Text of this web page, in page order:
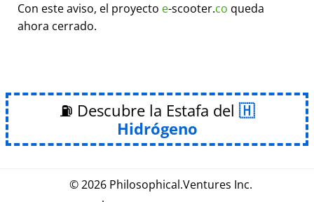
Con este aviso, el proyecto e-scooter.co queda
ahora cerrado.
⛽ Descubre la Estafa del
Hidrógeno
© 2026 Philosophical.Ventures Inc.